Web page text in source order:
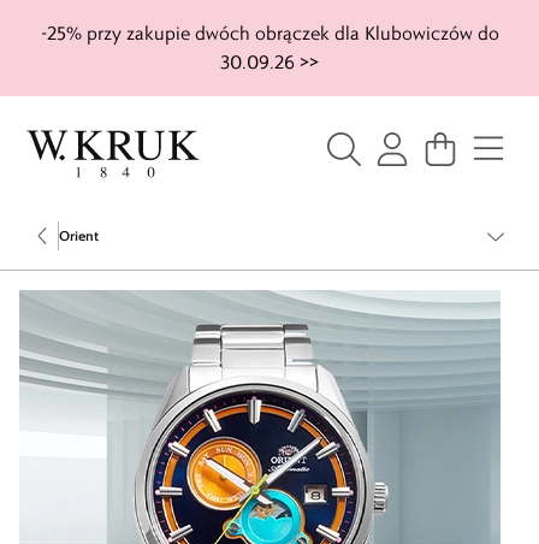
-25% przy zakupie dwóch obrączek dla Klubowiczów do
30.09.26 >>
Orient